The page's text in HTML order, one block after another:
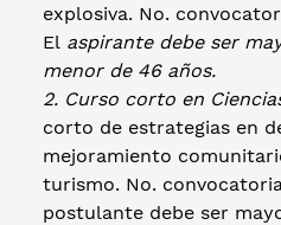
explosiva. No.
El aspirante debe ser
menor de 46 años.
2. Curso corto en
corto de estrategias en
mejoramiento
turismo. No.
postulante debe ser